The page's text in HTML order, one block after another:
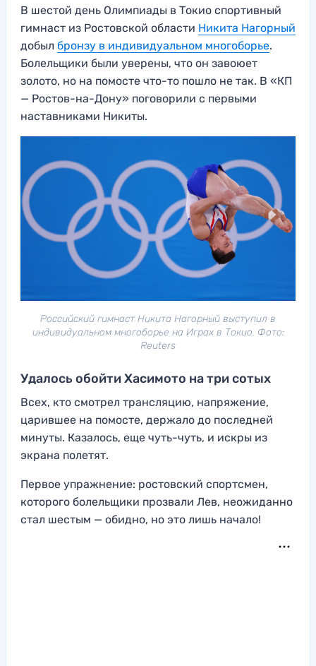
В шестой день Олимпиады в Токио спортивный
гимнаст из Ростовской области Никита Нагорный
добыл бронзу в индивидуальном многоборье.
Болельщики были уверены, что он завоюет
золото, но на помосте что-то пошло не так. В «КП
— Ростов-на-Дону» поговорили с первыми
наставниками Никиты.
Российский гимнаст Никита Нагорный выступил в
индивидуальном многоборье на Играх в Токио. Фото:
Reuters
Удалось обойти Хасимото на три сотых
Всех, кто смотрел трансляцию, напряжение,
царившее на помосте, держало до последней
минуты. Казалось, еще чуть-чуть, и искры из
экрана полетят.
Первое упражнение: ростовский спортсмен,
которого болельщики прозвали Лев, неожиданно
стал шестым — обидно, но это лишь начало!